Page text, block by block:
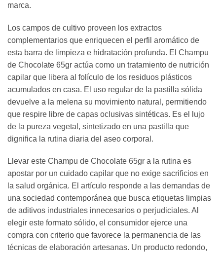
marca.
Los campos de cultivo proveen los extractos
complementarios que enriquecen el perfil aromático de
esta barra de limpieza e hidratación profunda. El Champu
de Chocolate 65gr actúa como un tratamiento de nutrición
capilar que libera al folículo de los residuos plásticos
acumulados en casa. El uso regular de la pastilla sólida
devuelve a la melena su movimiento natural, permitiendo
que respire libre de capas oclusivas sintéticas. Es el lujo
de la pureza vegetal, sintetizado en una pastilla que
dignifica la rutina diaria del aseo corporal.
Llevar este Champu de Chocolate 65gr a la rutina es
apostar por un cuidado capilar que no exige sacrificios en
la salud orgánica. El artículo responde a las demandas de
una sociedad contemporánea que busca etiquetas limpias
de aditivos industriales innecesarios o perjudiciales. Al
elegir este formato sólido, el consumidor ejerce una
compra con criterio que favorece la permanencia de las
técnicas de elaboración artesanas. Un producto redondo,